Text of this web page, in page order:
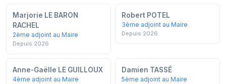
Marjorie LE BARON
RACHEL
2ème adjoint au Maire
Depuis 2026
Robert POTEL
3ème adjoint au Maire
Depuis 2026
Anne-Gaëlle LE GUILLOUX
4ème adjoint au Maire
Damien TASSÉ
5ème adjoint au Maire